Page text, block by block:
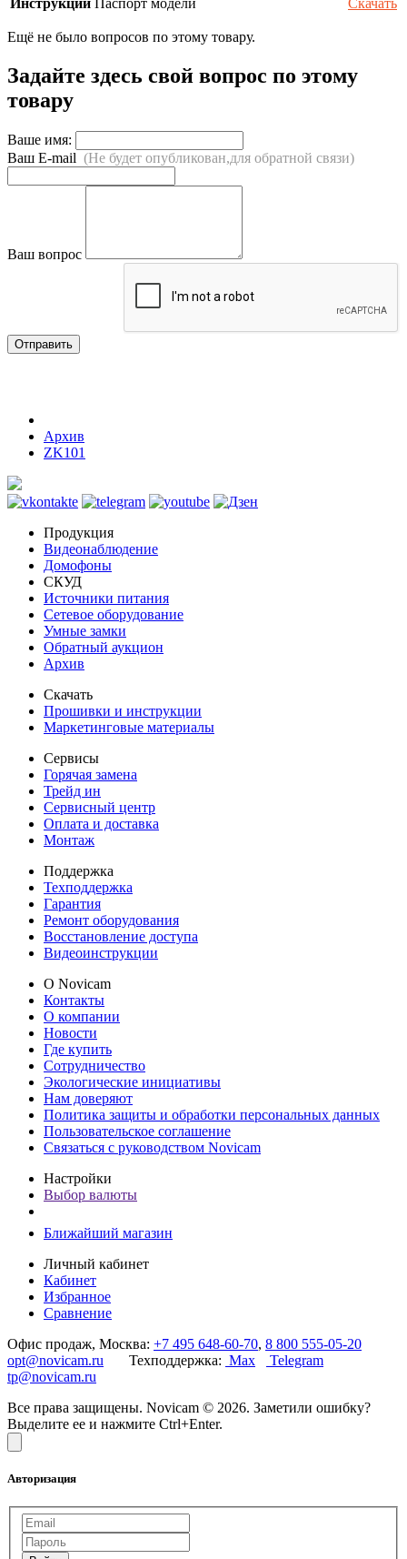
Инструкции Паспорт модели Скачать
Ещё не было вопросов по этому товару.
Задайте здесь свой вопрос по этому
товару
Ваше имя:
Ваш E-mail (Не будет опубликован,для обратной связи)
Ваш вопрос
Отправить
Архив
ZK101
Продукция
Видеонаблюдение
Домофоны
СКУД
Источники питания
Сетевое оборудование
Умные замки
Обратный аукцион
Архив
Скачать
Прошивки и инструкции
Маркетинговые материалы
Сервисы
Горячая замена
Трейд ин
Сервисный центр
Оплата и доставка
Монтаж
Поддержка
Техподдержка
Гарантия
Ремонт оборудования
Восстановление доступа
Видеоинструкции
О Novicam
Контакты
О компании
Новости
Где купить
Сотрудничество
Экологические инициативы
Нам доверяют
Политика защиты и обработки персональных данных
Пользовательское соглашение
Связаться с руководством Novicam
Настройки
Выбор валюты
Ближайший магазин
Личный кабинет
Кабинет
Избранное
Сравнение
Офис продаж, Москва: +7 495 648-60-70, 8 800 555-05-20
opt@novicam.ru Техподдержка: Max
Telegram
tp@novicam.ru
Все права защищены. Novicam © 2026. Заметили ошибку?
Выделите ее и нажмите Ctrl+Enter.
Авторизация